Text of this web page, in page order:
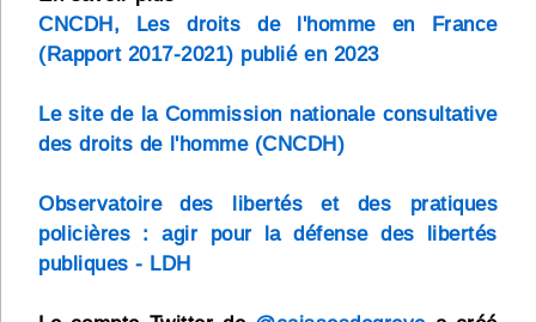
CNCDH, Les droits de l'homme en France
(Rapport 2017-2021) publié en 2023
Le site de la Commission nationale consultative
des droits de l'homme (CNCDH)
Observatoire des libertés et des pratiques
policières : agir pour la défense des libertés
publiques - LDH